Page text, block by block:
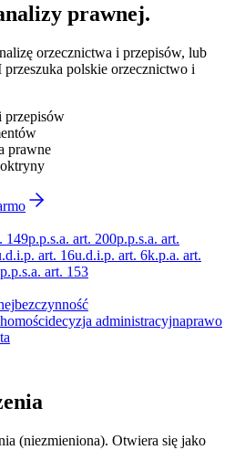
prawnej.
orzecznictwa i przepisów, lub
polskie orzecznictwo i
przepisów
prawne
149p.p.s.a. art. 200p.p.s.a. art.
art. 16u.d.i.p. art. 6k.p.a. art.
p.p.s.a. art. 153
bezczynność
decyzja administracyjnaprawo
(niezmieniona). Otwiera się jako